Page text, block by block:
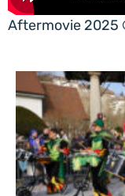
Aftermovie 2025